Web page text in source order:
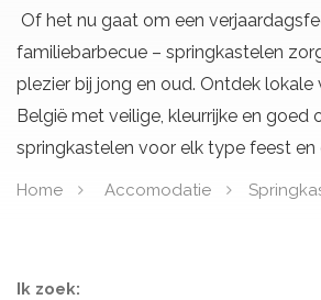
Of het nu gaat om een
familiebarbecue – springkastelen
plezier bij jong en oud. Ontdek lokale
België met veilige, kleurrijke en goed
springkastelen voor elk type feest en
Home Accomodatie
Ik zoek: